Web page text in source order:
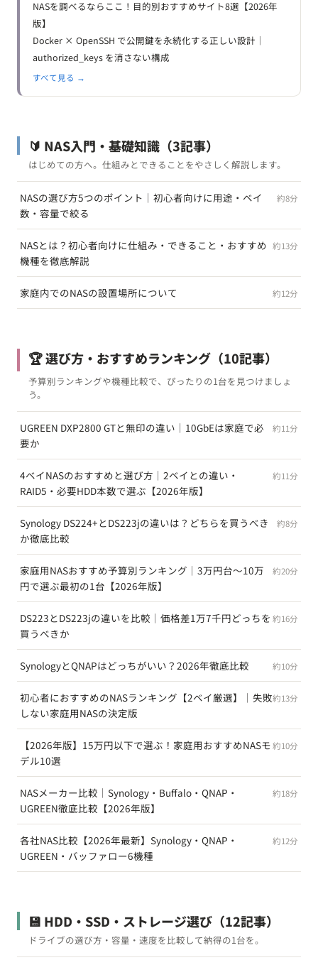
NASを調べるならここ！目的別おすすめサイト8選【2026年
版】
Docker × OpenSSH で公開鍵を永続化する正しい設計｜
authorized_keys を消さない構成
すべて見る →
🔰 NAS入門・基礎知識 （3記事）
はじめての方へ。仕組みとできることをやさしく解説します。
NASの選び方5つのポイント｜初心者向けに用途・ベイ
数・容量で絞る
約8分
NASとは？初心者向けに仕組み・できること・おすすめ
機種を徹底解説
約13分
家庭内でのNASの設置場所について 約12分
🏆 選び方・おすすめランキング （10記事）
予算別ランキングや機種比較で、ぴったりの1台を見つけましょ
う。
UGREEN DXP2800 GTと無印の違い｜10GbEは家庭で必
要か
約11分
4ベイNASのおすすめと選び方｜2ベイとの違い・
RAID5・必要HDD本数で選ぶ【2026年版】
約11分
Synology DS224+とDS223jの違いは？どちらを買うべき
か徹底比較
約8分
家庭用NASおすすめ予算別ランキング｜3万円台〜10万
円で選ぶ最初の1台【2026年版】
約20分
DS223とDS223jの違いを比較｜価格差1万7千円どっちを
買うべきか
約16分
SynologyとQNAPはどっちがいい？2026年徹底比較 約10分
初心者におすすめのNASランキング【2ベイ厳選】｜失敗
しない家庭用NASの決定版
約13分
【2026年版】15万円以下で選ぶ！家庭用おすすめNASモ
デル10選
約10分
NASメーカー比較｜Synology・Buffalo・QNAP・
UGREEN徹底比較【2026年版】
約18分
各社NAS比較【2026年最新】Synology・QNAP・
UGREEN・バッファロー6機種
約12分
💾 HDD・SSD・ストレージ選び （12記事）
ドライブの選び方・容量・速度を比較して納得の1台を。